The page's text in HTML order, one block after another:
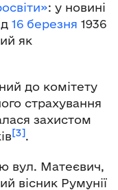
: у новині
16 березня 1936
як
до комітету
страхування
захистом
[3].
вул. Матеєвич,
вісник Румунії